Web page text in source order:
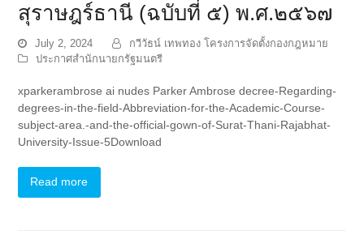
สุราษฎร์ธานี (ฉบับที่ ๕) พ.ศ.๒๕๖๗
July 2, 2024
กวีวัธน์ เทพทอง โครงการจัดตั้งกองกฎหมาย
ประกาศสำนักนายกรัฐมนตรี
xparkerambrose ai nudes Parker Ambrose decree-Regarding-
degrees-in-the-field-Abbreviation-for-the-Academic-Course-
subject-area.-and-the-official-gown-of-Surat-Thani-Rajabhat-
University-Issue-5Download
Read more